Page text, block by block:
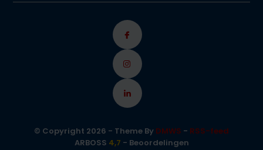
© Copyright 2026 - Theme By DMWS - RSS-feed
ARBOSS 4,7 - Beoordelingen